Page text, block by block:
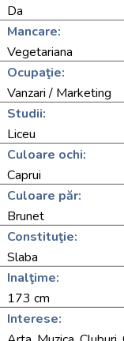
Da
Mancare:
Vegetariana
Ocupaţie:
Vanzari / Marketing
Studii:
Liceu
Culoare ochi:
Caprui
Culoare păr:
Brunet
Constituţie:
Slaba
Inalţime:
173 cm
Interese: